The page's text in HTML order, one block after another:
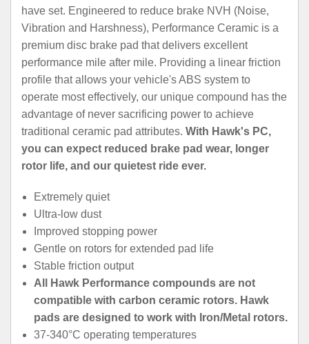
have set. Engineered to reduce brake NVH (Noise,
Vibration and Harshness), Performance Ceramic is a
premium disc brake pad that delivers excellent
performance mile after mile. Providing a linear friction
profile that allows your vehicle's ABS system to
operate most effectively, our unique compound has the
advantage of never sacrificing power to achieve
traditional ceramic pad attributes. With Hawk's PC,
you can expect reduced brake pad wear, longer
rotor life, and our quietest ride ever.
Extremely quiet
Ultra-low dust
Improved stopping power
Gentle on rotors for extended pad life
Stable friction output
All Hawk Performance compounds are not
compatible with carbon ceramic rotors. Hawk
pads are designed to work with Iron/Metal rotors.
37-340°C operating temperatures